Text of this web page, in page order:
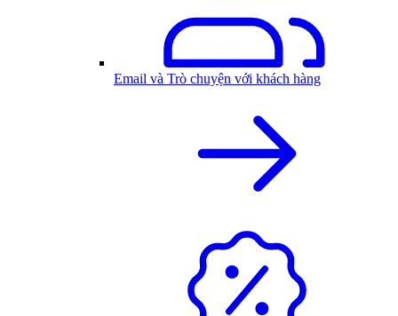
Email và Trò chuyện với khách hàng